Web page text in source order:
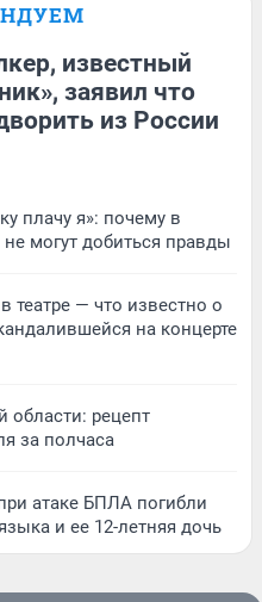
известный
заявил что
из России
плачу я»: почему в
могут добиться правды
театре — что известно о
на концерте
области: рецепт
за полчаса
атаке БПЛА погибли
и ее 12-летняя дочь